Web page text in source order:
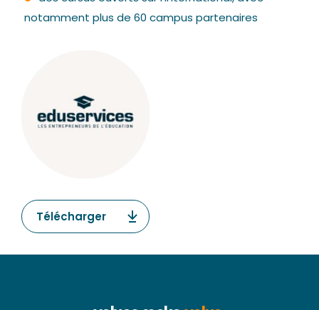
notamment plus de 60 campus partenaires
Télécharger